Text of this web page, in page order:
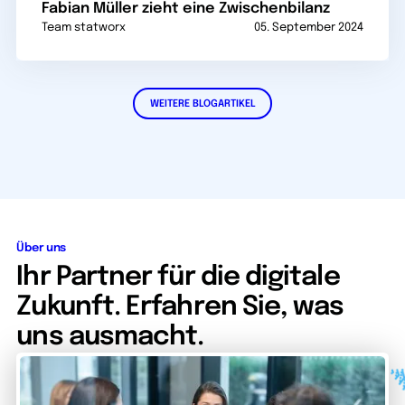
Fabian Müller zieht eine Zwischenbilanz
Team statworx 05. September 2024
WEITERE BLOGARTIKEL
Über uns
Ihr Partner für die digitale
Zukunft. Erfahren Sie, was
uns ausmacht.